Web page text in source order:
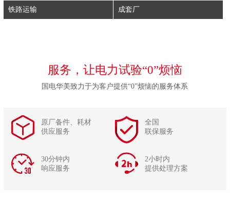
铁路运输 成套厂
服务，让电力试验“0”烦恼
国电华美致力于为客户提供“0”烦恼的服务体系
原厂备件、耗材
供应服务
全国
联保服务
30分钟内
响应服务
2小时内
提供处理方案